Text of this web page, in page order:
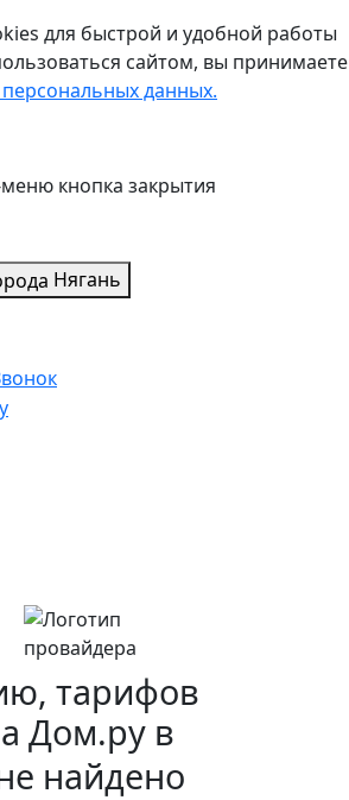
для быстрой и удобной работы
сайтом, вы принимаете
данных.
Нягань
тарифов
Дом.ру в
найдено